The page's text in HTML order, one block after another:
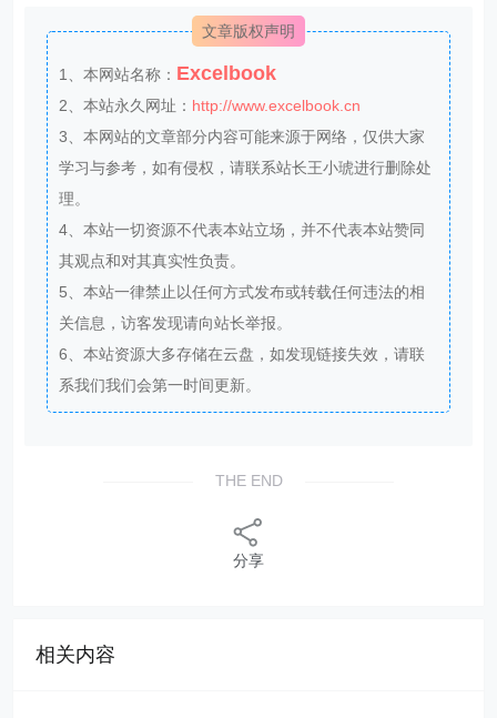
文章版权声明
1、本网站名称： Excelbook
2、本站永久网址： http://www.excelbook.cn
3、本网站的文章部分内容可能来源于网络，仅供大家
学习与参考，如有侵权，请联系站长王小琥进行删除处
理。
4、本站一切资源不代表本站立场，并不代表本站赞同
其观点和对其真实性负责。
5、本站一律禁止以任何方式发布或转载任何违法的相
关信息，访客发现请向站长举报。
6、本站资源大多存储在云盘，如发现链接失效，请联
系我们我们会第一时间更新。
THE END
分享
相关内容